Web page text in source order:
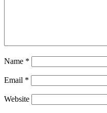
Name *
Email *
Website